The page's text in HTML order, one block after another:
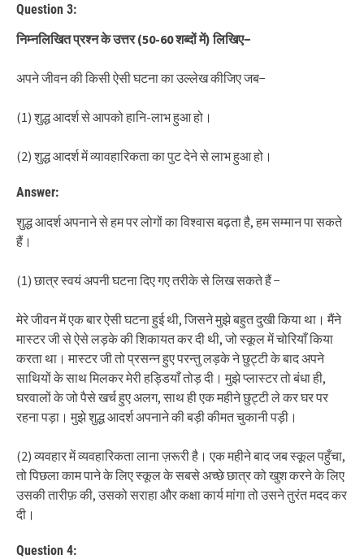
Question 3:
निम्नलिखित प्रश्न के उत्तर(50-60शब्दों में)लिखिए−
अपने जीवन की किसी ऐसी घटना का उल्लेख कीजिए जब−
(1) शुद्ध आदर्श से आपको हानि-लाभ हुआ हो।
(2) शुद्ध आदर्श में व्यावहारिकता का पुट देने से लाभ हुआ हो।
Answer:
शुद्ध आदर्श अपनाने से हम पर लोगों का विश्वास बढ़ता है, हम सम्मान पा सकते
हैं।
(1) छात्र स्वयं अपनी घटना दिए गए तरीके से लिख सकते हैं −
मेरे जीवन में एक बार ऐसी घटना हुई थी, जिसने मुझे बहुत दुखी किया था। मैंने
मास्टर जी से ऐसे लड़के की शिकायत कर दी थी, जो स्कूल में चोरियाँ किया
करता था। मास्टर जी तो प्रसन्न हुए परन्तु लड़के ने छुट्टी के बाद अपने
साथियों के साथ मिलकर मेरी हड्डियाँ तोड़ दी। मुझे प्लास्टर तो बंधा ही,
घरवालों के जो पैसे खर्च हुए अलग, साथ ही एक महीने छुट्टी ले कर घर पर
रहना पड़ा। मुझे शुद्ध आदर्श अपनाने की बड़ी कीमत चुकानी पड़ी।
(2) व्यवहार में व्यवहारिकता लाना ज़रूरी है। एक महीने बाद जब स्कूल पहुँचा,
तो पिछला काम पाने के लिए स्कूल के सबसे अच्छे छात्र को खुश करने के लिए
उसकी तारीफ़ की, उसको सराहा और कक्षा कार्य मांगा तो उसने तुरंत मदद कर
दी।
Question 4: